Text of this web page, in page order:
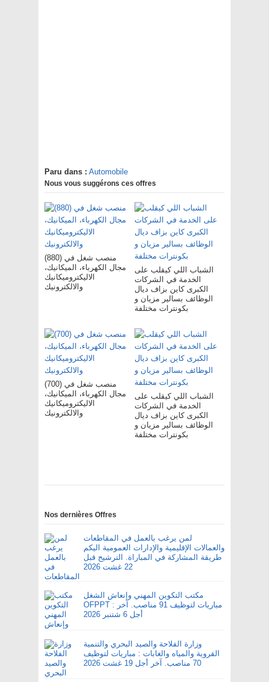
Paru dans : Automobile
Nous vous suggérons ces offres
(880) منصب شغل في
مجال الكهرباء، الميكانيك،
الاليكتروميكانيك
والالكترونيك
الشباب اللي كيقلب على
الخدمة في الشركات
الكبرى كاين بزاف ديال
الوظائف بسالير مزيان و
بكونترات مختلفة
(700) منصب شغل في
مجال الكهرباء، الميكانيك،
الاليكتروميكانيك
والالكترونيك
الشباب اللي كيقلب على
الخدمة في الشركات
الكبرى كاين بزاف ديال
الوظائف بسالير مزيان و
بكونترات مختلفة
Nos dernières Offres
لمن يرغب بالعمل في المقاطعات
والعمالات الإقليمية والإدارات العمومية اليكم
طريقة المشاركة في المباراة. الترشيح قبل
22 غشت 2026
مكتب التكوين المهني وإنعاش الشغل
OFPPT : مباريات لتوظيف 91 مناصب. آخر
أجل 6 شتنبر 2026
وزارة الفلاحة والصيد البحري والتنمية
القروية والمياه والغابات : مباريات لتوظيف
70 مناصب. آخر أجل 19 غشت 2026